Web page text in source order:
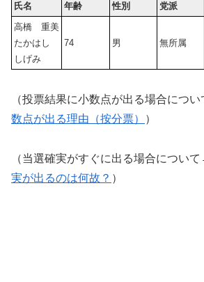
氏名 年齢 性別 党派
高橋 重美
たかはし
しげみ
74 男 無所属
（投票結果に小数点が出る場合につ
数点が出る理由（按分票）
）
（当選確実がすぐに出る場合につい
実が出るのは何故？ ）